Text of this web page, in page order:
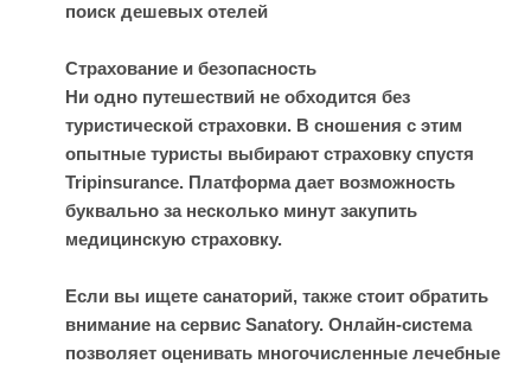
поиск дешевых отелей
Страхование и безопасность
Ни одно путешествий не обходится без
туристической страховки. В сношения с этим
опытные туристы выбирают страховку спустя
Tripinsurance. Платформа дает возможность
буквально за несколько минут закупить
медицинскую страховку.
Если вы ищете санаторий, также стоит обратить
внимание на сервис Sanatory. Онлайн-система
позволяет оценивать многочисленные лечебные